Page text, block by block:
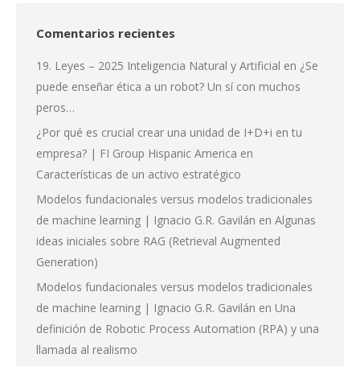
Comentarios recientes
19. Leyes – 2025 Inteligencia Natural y Artificial en ¿Se
puede enseñar ética a un robot? Un sí con muchos
peros…
¿Por qué es crucial crear una unidad de I+D+i en tu
empresa? | FI Group Hispanic America en
Características de un activo estratégico
Modelos fundacionales versus modelos tradicionales
de machine learning | Ignacio G.R. Gavilán en Algunas
ideas iniciales sobre RAG (Retrieval Augmented
Generation)
Modelos fundacionales versus modelos tradicionales
de machine learning | Ignacio G.R. Gavilán en Una
definición de Robotic Process Automation (RPA) y una
llamada al realismo